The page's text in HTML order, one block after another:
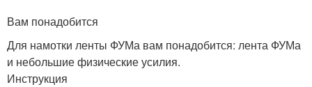
Вам понадобится
Для намотки ленты ФУМа вам понадобится: лента ФУМа
и небольшие физические усилия.
Инструкция